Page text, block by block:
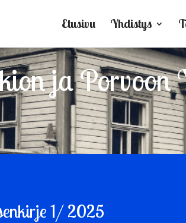
Etusivu Yhdistys
ja Porvoon
1/ 2025